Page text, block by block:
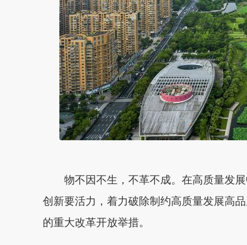
物不因不生，不革不成。在高质量发展
创新要活力，着力破除制约高质量发展高
的重大改革开放举措。